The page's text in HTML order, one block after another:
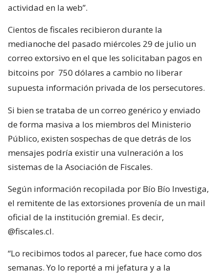
actividad en la web”.
Cientos de fiscales recibieron durante la
medianoche del pasado miércoles 29 de julio un
correo extorsivo en el que les solicitaban pagos en
bitcoins por 750 dólares a cambio no liberar
supuesta información privada de los persecutores.
Si bien se trataba de un correo genérico y enviado
de forma masiva a los miembros del Ministerio
Público, existen sospechas de que detrás de los
mensajes podría existir una vulneración a los
sistemas de la Asociación de Fiscales.
Según información recopilada por Bío Bío Investiga,
el remitente de las extorsiones provenía de un mail
oficial de la institución gremial. Es decir,
@fiscales.cl.
“Lo recibimos todos al parecer, fue hace como dos
semanas. Yo lo reporté a mi jefatura y a la